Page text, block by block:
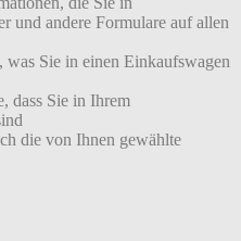
und andere Formulare auf allen
Sie in einen Einkaufswagen
dass Sie in Ihrem
die von Ihnen gewählte